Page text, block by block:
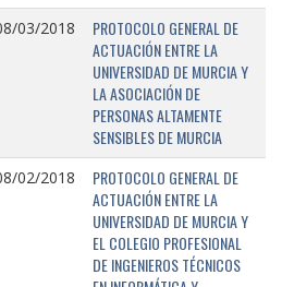
03/2018
PROTOCOLO GENERAL DE
ACTUACIÓN ENTRE LA
UNIVERSIDAD DE MURCIA Y
LA ASOCIACIÓN DE
PERSONAS ALTAMENTE
SENSIBLES DE MURCIA
02/2018
PROTOCOLO GENERAL DE
ACTUACIÓN ENTRE LA
UNIVERSIDAD DE MURCIA Y
EL COLEGIO PROFESIONAL
DE INGENIEROS TÉCNICOS